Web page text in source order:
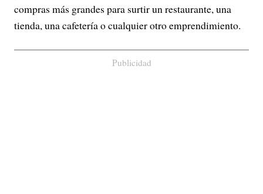
compras más grandes para surtir un restaurante, una
tienda, una cafetería o cualquier otro emprendimiento.
Publicidad